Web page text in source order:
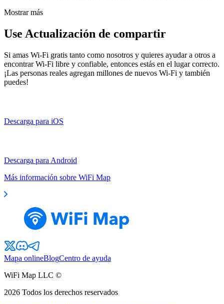
Mostrar más
Use Actualización de compartir
Si amas Wi-Fi gratis tanto como nosotros y quieres ayudar a otros a
encontrar Wi-Fi libre y confiable, entonces estás en el lugar correcto.
¡Las personas reales agregan millones de nuevos Wi-Fi y también
puedes!
Descarga para iOS
Descarga para Android
Más información sobre WiFi Map
Mapa onlineBlogCentro de ayuda
WiFi Map LLC ©
2026 Todos los derechos reservados